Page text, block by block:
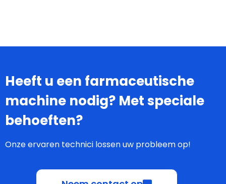
Heeft u een farmaceutische
machine nodig? Met speciale